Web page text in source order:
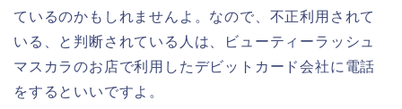
ているのかもしれませんよ。なので、不正利用されて
いる、と判断されている人は、ビューティーラッシュ
マスカラのお店で利用したデビットカード会社に電話
をするといいですよ。